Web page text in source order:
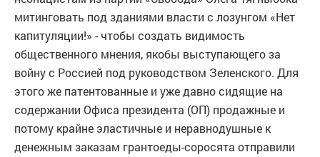
митинговать под зданиями власти с лозунгом «Нет
капитуляции!» - чтобы создать видимость
общественного мнения, якобы выступающего за
войну с Россией под руководством Зеленского. Для
этого же патентованные и уже давно сидящие на
содержании Офиса президента (ОП) продажные и
потому крайне эластичные и неравнодушные к
денежным заказам грантоеды-соросята отправили